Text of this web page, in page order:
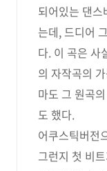
되어있는 댄
는데, 드디어
다. 이 곡은 사
의 자작곡의
마도 그 원곡
도 했다.
어쿠스틱버전
그런지 첫 비